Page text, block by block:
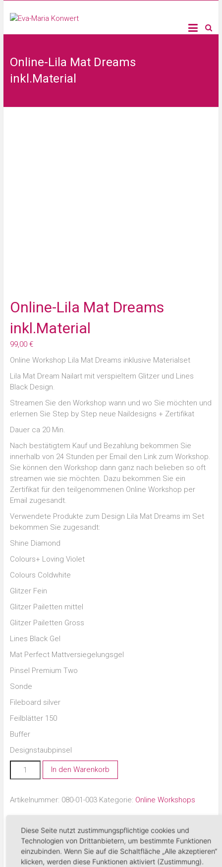
Online-Lila Mat Dreams
inkl.Material
Online-Lila Mat Dreams
inkl.Material
99,00 €
Online Workshop Lila Mat Dreams inklusive Materialset
Lila Mat Dream Nailart mit verspieltem Glitzer und Lines
Black Design.
Streamen Sie den Workshop wann und wo Sie möchten und
erlernen Sie Step by Step neue Naildesigns + Zertifikat
Dauer ca 20 Min.
Nach bestätigtem Kauf und Bezahlung bekommen Sie
innerhalb von 24 Stunden per Email den Link zum Workshop.
Sie können den Workshop dann ganz nach belieben so oft
streamen wie sie möchten. Dazu bekommen Sie ein
Zertifikat für den teilgenommenen Online Workshop per
Email zugesandt.
Verwendete Produkte zum Design Lila Mat Dreams im Set
bekommen Sie zugesandt:
Shine Diamond
Colours+ Loving Violet
Colours Coldwhite
Glitzer Fein
Glitzer Pailetten mittel
Glitzer Pailetten Gross
Lines Black Gel
Mat Perfect Mattversiegelungsgel
Pinsel Premium Two
Sonde
Fileboard silver
Feilblätter 150
Buffer
Designstaubpinsel
In den Warenkorb
Artikelnummer: 080-01-003 Kategorie: Online Workshops
Ähnliche Produkte
Diese Seite nutzt zustimmungspflichtige cookies und
Technologien von Drittanbietern, um bestimmte Funktionen
einzubinden. Wenn Sie auf die Schaltfläche „Alle akzeptieren“
klicken, werden diese Funktionen aktiviert (Zustimmung).